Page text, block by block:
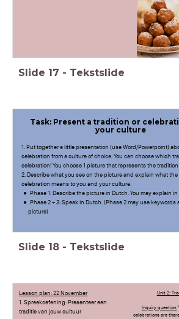
Slide 17 - Tekstslide
Task: Present a tradition or
your culture
1. Put together a little presentation (use Word/Powerpoint)
celebration from a culture of choice. You can choose which
celebration! You choose 1 picture that represents the
2. Describe what you see on the picture and explain what
celebration means to you and your culture.
Phase 1: Describe the picture in Dutch. You may explain
Phase 2 + 3: Speak in Dutch. (Phase 2 may use keywords
picture)
Slide 18 - Tekstslide
Lesson plan: 22 November
1. Spreekoefening: Presenteer een
traditie van jouw cultuur
Unit 2:
Inquiry question:
celebrations are